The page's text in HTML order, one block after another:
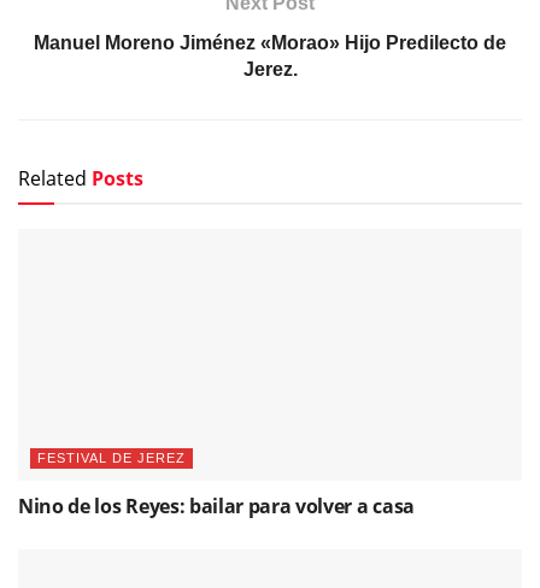
Manuel Moreno Jiménez «Morao» Hijo Predilecto de
Jerez.
Related Posts
FESTIVAL DE JEREZ
Nino de los Reyes: bailar para volver a casa